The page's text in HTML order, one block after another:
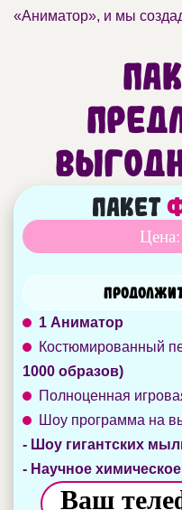
«Аниматор», и мы
Пакет
1 Аниматор
Костюмированный
1000 образов)
Полноценная
Шоу программа на
- Шоу гигантских
- Научное